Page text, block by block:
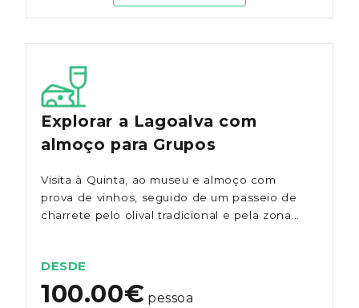
Explorar a Lagoalva com
almoço para Grupos
Visita à Quinta, ao museu e almoço com
prova de vinhos, seguido de um passeio de
charrete pelo olival tradicional e pela zona
DESDE
100.00€ pessoa